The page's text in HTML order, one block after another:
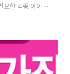
요한 각종 아이템
매 시 1+1으로
이벤트도 진행
가 출시되어 다
어에서 다운을 받